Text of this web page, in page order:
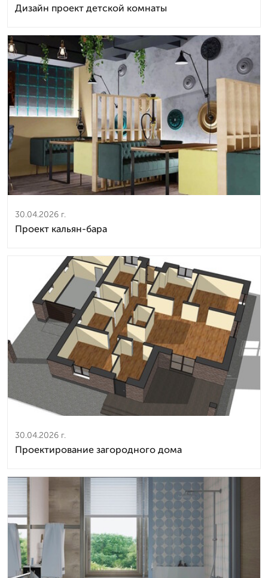
Дизайн проект детской комнаты
30.04.2026 г.
Проект кальян-бара
30.04.2026 г.
Проектирование загородного дома